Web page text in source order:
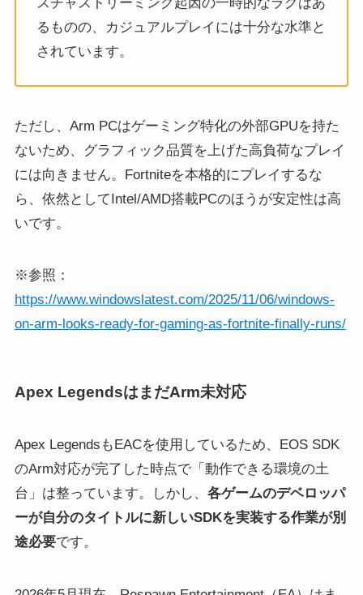
るものの、カジュアルプレイには十分な水準と
されています。
ただし、Arm PCはゲーミング特化の外部GPUを持た
ないため、グラフィック品質を上げた高負荷なプレイ
には向きません。Fortniteを本格的にプレイするな
ら、依然としてIntel/AMD搭載PCのほうが安定性は高
いです。
※参照：
https://www.windowslatest.com/2025/11/06/windows-
on-arm-looks-ready-for-gaming-as-fortnite-finally-runs/
Apex LegendsはまだArm未対応
Apex LegendsもEACを使用しているため、EOS SDK
のArm対応が完了した時点で「動作できる環境の土
台」は整っています。しかし、 各ゲームのデベロッパ
ーが自分のタイトルに新しいSDKを実装する作業が別
途必要です。